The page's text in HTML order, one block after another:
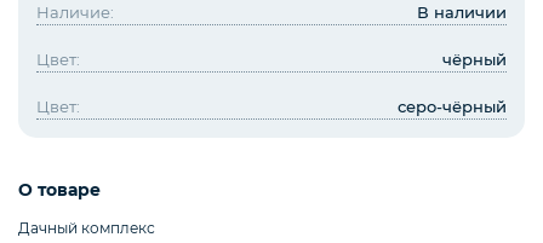
Наличие: В наличии
Цвет: чёрный
Цвет: серо-чёрный
О товаре
Дачный комплекс